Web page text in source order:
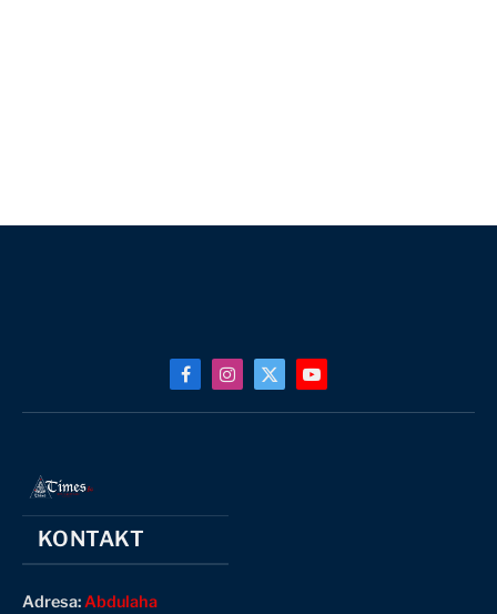
FacebookInstagram
X
(Twitter)
YouTube
KONTAKT
Adresa:Abdulaha